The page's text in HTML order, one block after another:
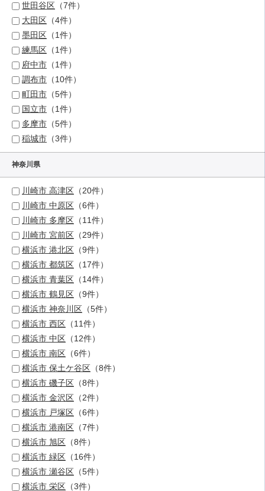
世田谷区 （7件）
大田区 （4件）
墨田区 （1件）
練馬区 （1件）
府中市 （1件）
調布市 （10件）
町田市 （5件）
国立市 （1件）
多摩市 （5件）
稲城市 （3件）
神奈川県
川崎市 高津区 （20件）
川崎市 中原区 （6件）
川崎市 多摩区 （11件）
川崎市 宮前区 （29件）
横浜市 港北区 （9件）
横浜市 都筑区 （17件）
横浜市 青葉区 （14件）
横浜市 鶴見区 （9件）
横浜市 神奈川区 （5件）
横浜市 西区 （11件）
横浜市 中区 （12件）
横浜市 南区 （6件）
横浜市 保土ケ谷区 （8件）
横浜市 磯子区 （8件）
横浜市 金沢区 （2件）
横浜市 戸塚区 （6件）
横浜市 港南区 （7件）
横浜市 旭区 （8件）
横浜市 緑区 （16件）
横浜市 瀬谷区 （5件）
横浜市 栄区 （3件）